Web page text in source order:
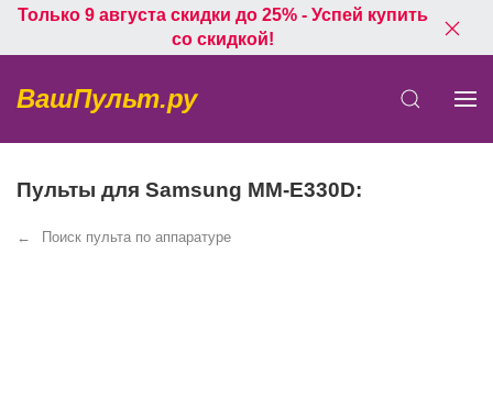
Только 9 августа скидки до 25% - Успей купить
со скидкой!
ВашПульт.ру
Пульты для Samsung MM-E330D:
Поиск пульта по аппаратуре